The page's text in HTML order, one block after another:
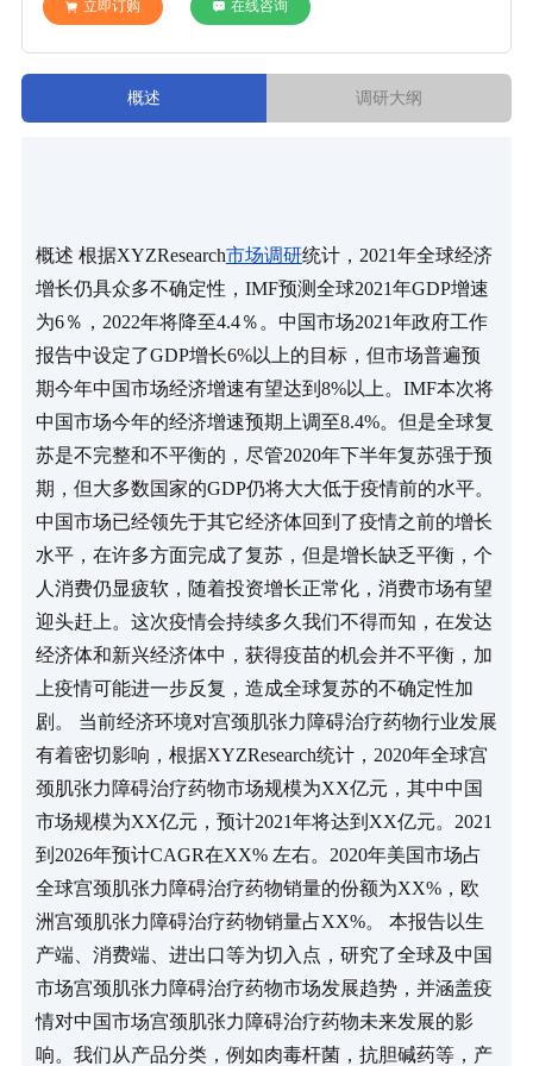
立即订购 在线咨询
概述 调研大纲
概述 根据XYZResearch市场调研统计，2021年全球经济
增长仍具众多不确定性，IMF预测全球2021年GDP增速
为6％，2022年将降至4.4％。中国市场2021年政府工作
报告中设定了GDP增长6%以上的目标，但市场普遍预
期今年中国市场经济增速有望达到8%以上。IMF本次将
中国市场今年的经济增速预期上调至8.4%。但是全球复
苏是不完整和不平衡的，尽管2020年下半年复苏强于预
期，但大多数国家的GDP仍将大大低于疫情前的水平。
中国市场已经领先于其它经济体回到了疫情之前的增长
水平，在许多方面完成了复苏，但是增长缺乏平衡，个
人消费仍显疲软，随着投资增长正常化，消费市场有望
迎头赶上。这次疫情会持续多久我们不得而知，在发达
经济体和新兴经济体中，获得疫苗的机会并不平衡，加
上疫情可能进一步反复，造成全球复苏的不确定性加
剧。 当前经济环境对宫颈肌张力障碍治疗药物行业发展
有着密切影响，根据XYZResearch统计，2020年全球宫
颈肌张力障碍治疗药物市场规模为XX亿元，其中中国
市场规模为XX亿元，预计2021年将达到XX亿元。2021
到2026年预计CAGR在XX% 左右。2020年美国市场占
全球宫颈肌张力障碍治疗药物销量的份额为XX%，欧
洲宫颈肌张力障碍治疗药物销量占XX%。 本报告以生
产端、消费端、进出口等为切入点，研究了全球及中国
市场宫颈肌张力障碍治疗药物市场发展趋势，并涵盖疫
情对中国市场宫颈肌张力障碍治疗药物未来发展的影
响。我们从产品分类，例如肉毒杆菌，抗胆碱药等，产